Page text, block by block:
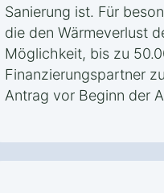
Sanierung ist. Für
die den Wärmeverlust
Möglichkeit, bis zu
Finanzierungspartner
Antrag vor Beginn der